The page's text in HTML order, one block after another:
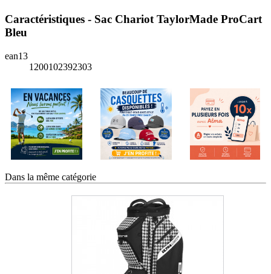
Caractéristiques - Sac Chariot TaylorMade ProCart
Bleu
ean13
1200102392303
Dans la même catégorie